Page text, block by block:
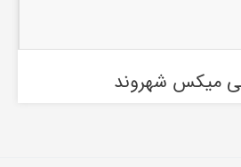
میکس شهروند